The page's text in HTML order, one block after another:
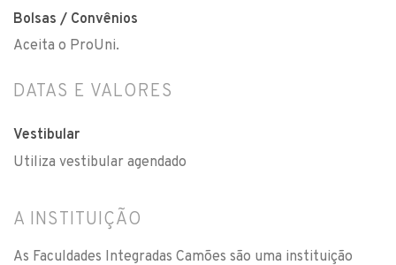
Bolsas / Convênios
Aceita o ProUni.
DATAS E VALORES
Vestibular
Utiliza vestibular agendado
A INSTITUIÇÃO
As Faculdades Integradas Camões são uma instituição